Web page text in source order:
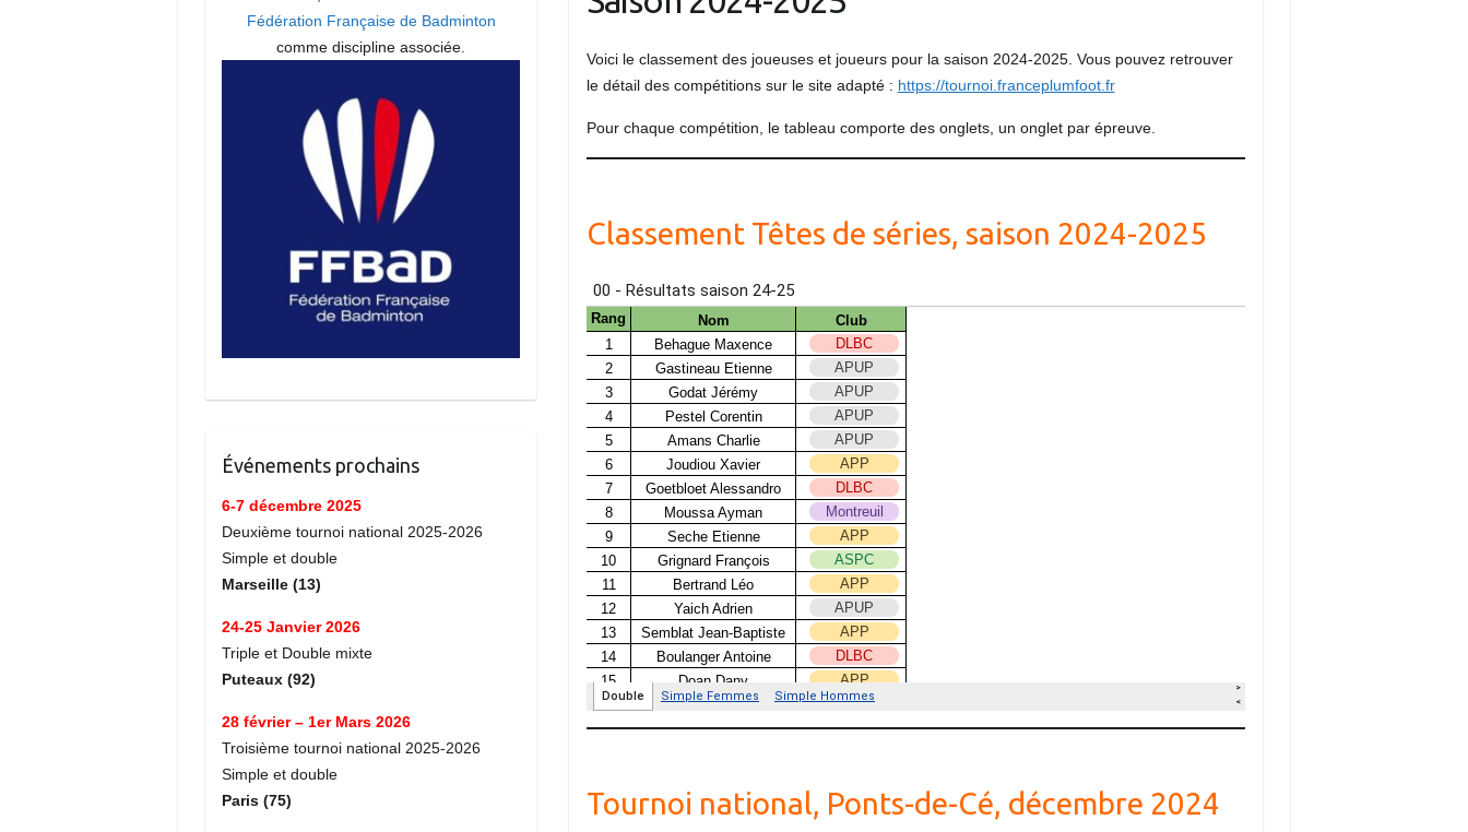
Voici le classement des joueuses et joueurs pour la saison 2024-2025. Vous pouvez retrouver
le détail des compétitions sur le site adapté : https://tournoi.franceplumfoot.fr
Pour chaque compétition, le tableau comporte des onglets, un onglet par épreuve.
Classement Têtes de séries, saison 2024-2025
Tournoi national, Ponts-de-Cé, décembre 2024
Fédération Française de Badminton
comme discipline associée.
Événements prochains
6-7 décembre 2025
Deuxième tournoi national 2025-2026
Simple et double
Marseille (13)
24-25 Janvier 2026
Triple et Double mixte
Puteaux (92)
28 février – 1er Mars 2026
Troisième tournoi national 2025-2026
Simple et double
Paris (75)